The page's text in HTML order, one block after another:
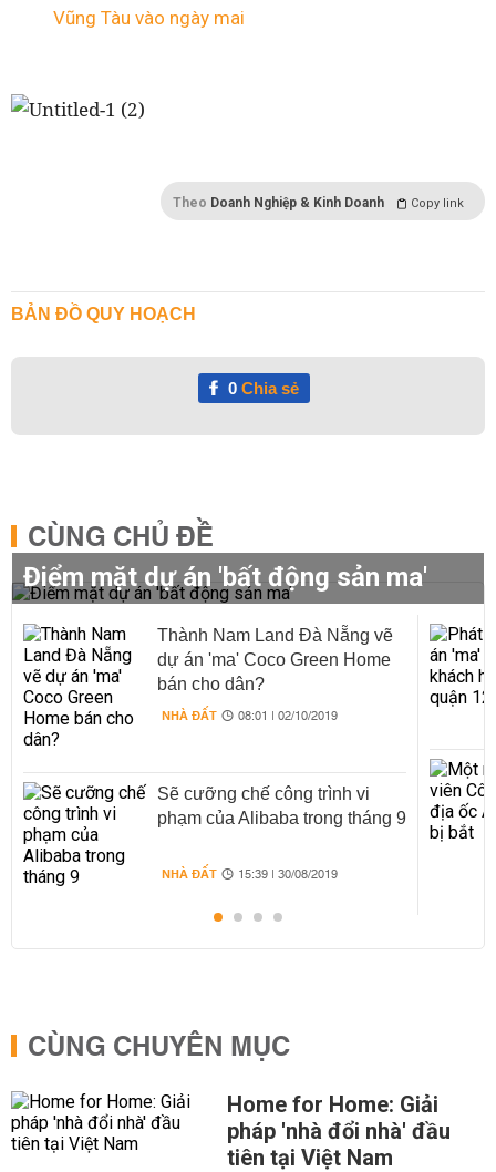
Vũng Tàu vào ngày mai
Theo Doanh Nghiệp & Kinh Doanh Copy link
BẢN ĐỒ QUY HOẠCH
0Chia sẻ
CÙNG CHỦ ĐỀ
Điểm mặt dự án 'bất động sản ma'
Thành Nam Land Đà Nẵng vẽ
dự án 'ma' Coco Green Home
bán cho dân?
NHÀ ĐẤT 08:01 | 02/10/2019
Sẽ cưỡng chế công trình vi
phạm của Alibaba trong tháng 9
NHÀ ĐẤT 15:39 | 30/08/2019
CÙNG CHUYÊN MỤC
Home for Home: Giải
pháp 'nhà đổi nhà' đầu
tiên tại Việt Nam